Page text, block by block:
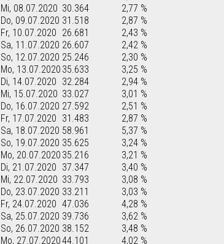
Mi, 08.07.2020 30.364 2,77 %
Do, 09.07.2020 31.518 2,87 %
Fr, 10.07.2020 26.681 2,43 %
Sa, 11.07.2020 26.607 2,42 %
So, 12.07.2020 25.246 2,30 %
Mo, 13.07.2020 35.633 3,25 %
Di, 14.07.2020 32.284 2,94 %
Mi, 15.07.2020 33.027 3,01 %
Do, 16.07.2020 27.592 2,51 %
Fr, 17.07.2020 31.483 2,87 %
Sa, 18.07.2020 58.961 5,37 %
So, 19.07.2020 35.625 3,24 %
Mo, 20.07.2020 35.216 3,21 %
Di, 21.07.2020 37.347 3,40 %
Mi, 22.07.2020 33.793 3,08 %
Do, 23.07.2020 33.211 3,03 %
Fr, 24.07.2020 47.036 4,28 %
Sa, 25.07.2020 39.736 3,62 %
So, 26.07.2020 38.152 3,48 %
Mo, 27.07.202044.101 4,02 %